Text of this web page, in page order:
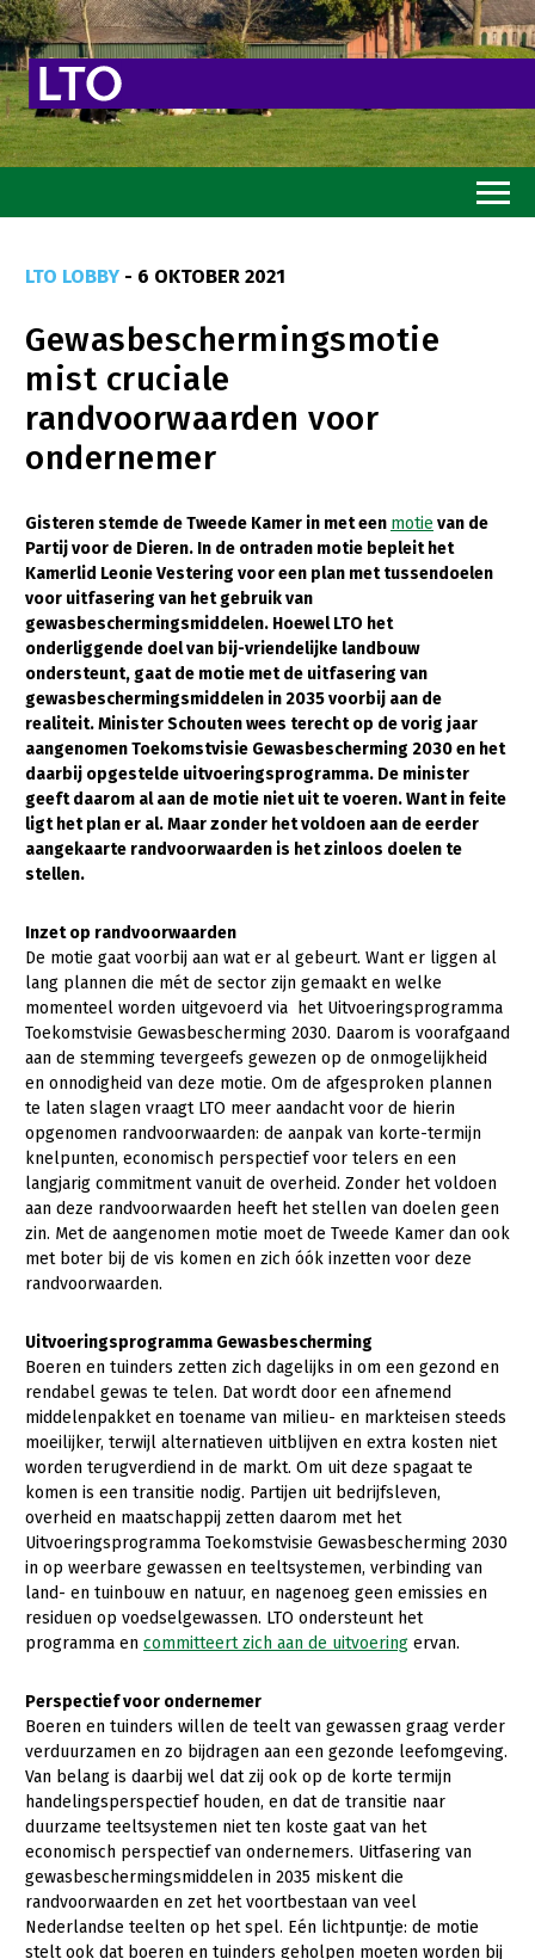
Goed eten
Mooi groen
Sterk ondernemerschap
Thema’s
Gezonde planten
Gezonde dieren
Natuur, klimaat en energie
Bodem en water
Platteland en omgeving
Mens, ondernemerschap en onderwijs
Internationaal
Sectoren
Dier
Biologische Landbouw
Geitenhouderij
Kalverhouderij
Konijnenhouderij
Melkveehouderij
Paardenhouderij
Pluimveehouderij
Schapenhouderij
Vleesveehouderij
Plant
Akkerbouw
Biologische Landbouw
Bollenteelt
Bomen, vaste planten en zomerbloemen
Fruitteelt
Glastuinbouw
Paddenstoelen
Multifunctionele landbouw
Multifunctioneel
Vrouw en Bedrijf
Onderwerpen
Nieuws
Nieuwsabonnement
Webinars
Over LTO
LTO Nederland
Mensen
Bestuur en Directie
Medewerkers
Vakgroepbestuurders
Jaarverslag 2023
Vacatures
Pers
Contact
LTO LOBBY - 6 OKTOBER 2021
Gewasbeschermingsmotie
mist cruciale
randvoorwaarden voor
ondernemer
Gisteren stemde de Tweede Kamer in met een motie van de
Partij voor de Dieren. In de ontraden motie bepleit het
Kamerlid Leonie Vestering voor een plan met tussendoelen
voor uitfasering van het gebruik van
gewasbeschermingsmiddelen. Hoewel LTO het
onderliggende doel van bij-vriendelijke landbouw
ondersteunt, gaat de motie met de uitfasering van
gewasbeschermingsmiddelen in 2035 voorbij aan de
realiteit. Minister Schouten wees terecht op de vorig jaar
aangenomen Toekomstvisie Gewasbescherming 2030 en het
daarbij opgestelde uitvoeringsprogramma. De minister
geeft daarom al aan de motie niet uit te voeren. Want in feite
ligt het plan er al. Maar zonder het voldoen aan de eerder
aangekaarte randvoorwaarden is het zinloos doelen te
stellen.
Inzet op randvoorwaarden
De motie gaat voorbij aan wat er al gebeurt. Want er liggen al
lang plannen die mét de sector zijn gemaakt en welke
momenteel worden uitgevoerd via het Uitvoeringsprogramma
Toekomstvisie Gewasbescherming 2030. Daarom is voorafgaand
aan de stemming tevergeefs gewezen op de onmogelijkheid
en onnodigheid van deze motie. Om de afgesproken plannen
te laten slagen vraagt LTO meer aandacht voor de hierin
opgenomen randvoorwaarden: de aanpak van korte-termijn
knelpunten, economisch perspectief voor telers en een
langjarig commitment vanuit de overheid. Zonder het voldoen
aan deze randvoorwaarden heeft het stellen van doelen geen
zin. Met de aangenomen motie moet de Tweede Kamer dan ook
met boter bij de vis komen en zich óók inzetten voor deze
randvoorwaarden.
Uitvoeringsprogramma Gewasbescherming
Boeren en tuinders zetten zich dagelijks in om een gezond en
rendabel gewas te telen. Dat wordt door een afnemend
middelenpakket en toename van milieu- en markteisen steeds
moeilijker, terwijl alternatieven uitblijven en extra kosten niet
worden terugverdiend in de markt. Om uit deze spagaat te
komen is een transitie nodig. Partijen uit bedrijfsleven,
overheid en maatschappij zetten daarom met het
Uitvoeringsprogramma Toekomstvisie Gewasbescherming 2030
in op weerbare gewassen en teeltsystemen, verbinding van
land- en tuinbouw en natuur, en nagenoeg geen emissies en
residuen op voedselgewassen. LTO ondersteunt het
programma en committeert zich aan de uitvoering ervan.
Perspectief voor ondernemer
Boeren en tuinders willen de teelt van gewassen graag verder
verduurzamen en zo bijdragen aan een gezonde leefomgeving.
Van belang is daarbij wel dat zij ook op de korte termijn
handelingsperspectief houden, en dat de transitie naar
duurzame teeltsystemen niet ten koste gaat van het
economisch perspectief van ondernemers. Uitfasering van
gewasbeschermingsmiddelen in 2035 miskent die
randvoorwaarden en zet het voortbestaan van veel
Nederlandse teelten op het spel. Eén lichtpuntje: de motie
stelt ook dat boeren en tuinders geholpen moeten worden bij